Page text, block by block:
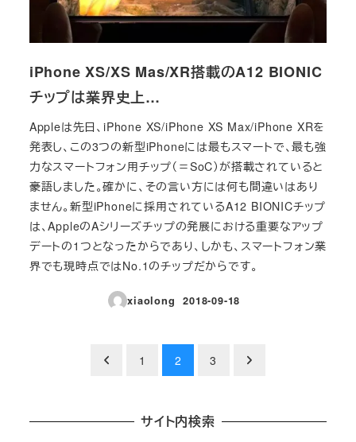
iPhone XS/XS Mas/XR搭載のA12 BIONIC
チップは業界史上…
Appleは先日、iPhone XS/iPhone XS Max/iPhone XRを
発表し、この3つの新型iPhoneには最もスマートで、最も強
力なスマートフォン用チップ（＝SoC）が搭載されていると
豪語しました。確かに、その言い方には何も間違いはあり
ません。新型iPhoneに採用されているA12 BIONICチップ
は、AppleのAシリーズチップの発展における重要なアップ
デートの1つとなったからであり、しかも、スマートフォン業
界でも現時点ではNo.1のチップだからです。
xiaolong
投稿日
2018-09-18
の
1 2 3
サイト内検索